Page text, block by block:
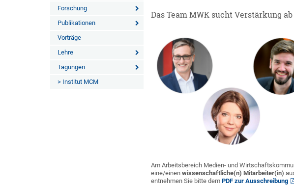
Forschung
Publikationen
Vorträge
Lehre
Tagungen
> Institut MCM
Das Team MWK sucht Verstärkung
Am Arbeitsbereich Medien- und
eine/einenwissenschaftliche(n) Mitarbeiter(in)
entnehmen Sie bitte demPDF zur Ausschreibung